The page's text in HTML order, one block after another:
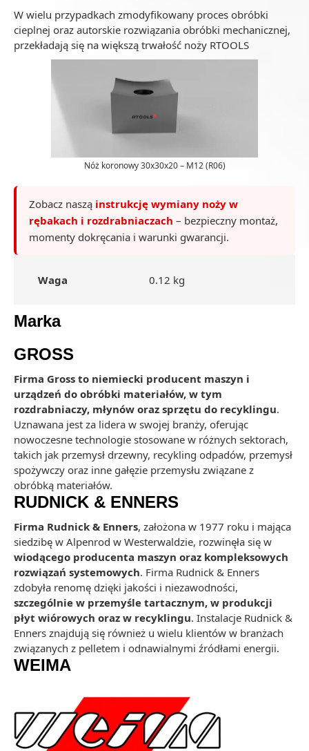
W wielu przypadkach zmodyfikowany proces obróbki
cieplnej oraz autorskie rozwiązania obróbki mechanicznej,
przekładają się na większą trwałość noży RTOOLS
Nóż koronowy 30x30x20 – M12 (R06)
Zobacz naszą instrukcję wymiany noży w
rębakach i rozdrabniaczach – bezpieczny montaż,
momenty dokręcania i warunki gwarancji.
Waga 0.12 kg
Marka
GROSS
Firma Gross to niemiecki producent maszyn i
urządzeń do obróbki materiałów, w tym
rozdrabniaczy, młynów oraz sprzętu do recyklingu.
Uznawana jest za lidera w swojej branży, oferując
nowoczesne technologie stosowane w różnych sektorach,
takich jak przemysł drzewny, recykling odpadów, przemysł
spożywczy oraz inne gałęzie przemysłu związane z
obróbką materiałów.
RUDNICK & ENNERS
Firma Rudnick & Enners, założona w 1977 roku i mająca
siedzibę w Alpenrod w Westerwaldzie, rozwinęła się w
wiodącego producenta maszyn oraz kompleksowych
rozwiązań systemowych. Firma Rudnick & Enners
zdobyła renomę dzięki jakości i niezawodności,
szczególnie w przemyśle tartacznym, w produkcji
płyt wiórowych oraz w recyklingu. Instalacje Rudnick &
Enners znajdują się również u wielu klientów w branżach
związanych z pelletem i odnawialnymi źródłami energii.
WEIMA